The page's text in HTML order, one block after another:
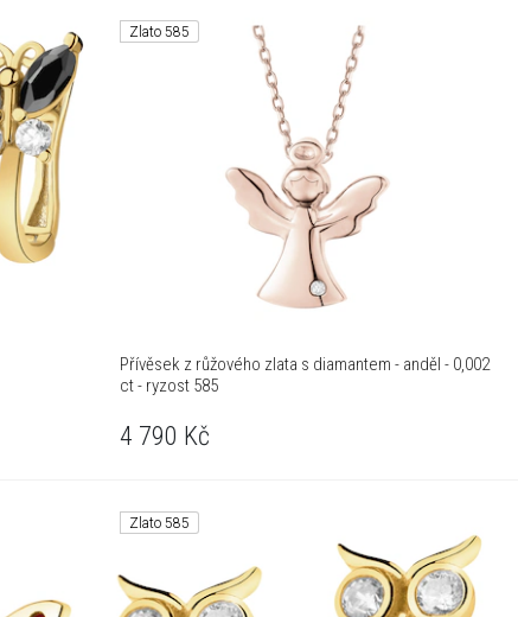
Zlato 585
Přívěsek z růžového zlata s diamantem - anděl - 0,002
ct - ryzost 585
4 790 Kč
Zlato 585